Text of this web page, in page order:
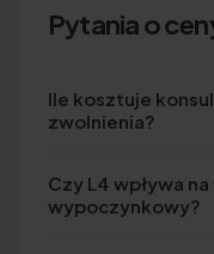
Pytania o
Ile kosztuje
zwolnienia?
Czy L4 wpływa
wypoczynkowy?